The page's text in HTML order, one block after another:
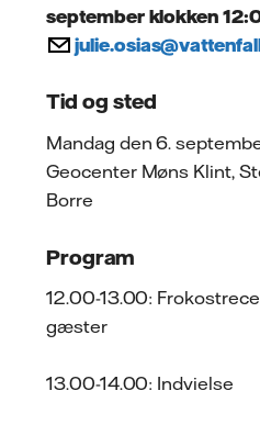
september klokken
Tid og sted
Mandag den 6.
Geocenter Møns Klint,
Borre
Program
12.00-13.00:
gæster
13.00-14.00: Indvielse